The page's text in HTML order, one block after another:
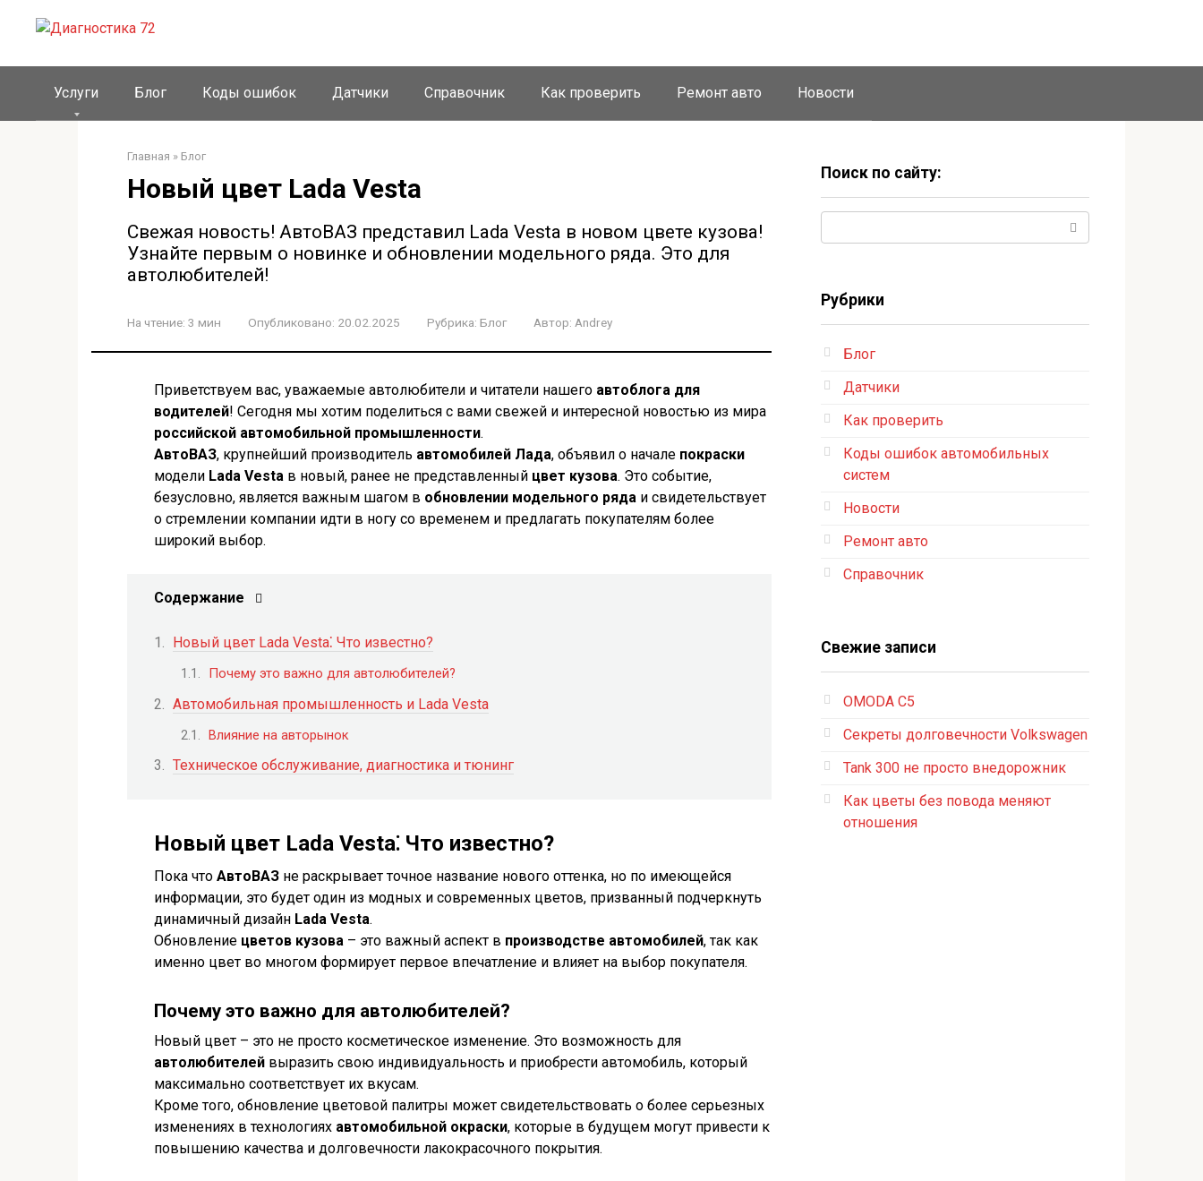
Услуги Блог Коды ошибок Датчики Справочник Как проверить Ремонт авто Новости
Главная » Блог
Новый цвет Lada Vesta
Свежая новость! АвтоВАЗ представил Lada Vesta в новом цвете кузова!
Узнайте первым о новинке и обновлении модельного ряда. Это для
автолюбителей!
На чтение: 3 мин Опубликовано: 20.02.2025 Рубрика: Блог Автор: Andrey
Приветствуем вас, уважаемые автолюбители и читатели нашего автоблога для
водителей! Сегодня мы хотим поделиться с вами свежей и интересной новостью из мира
российской автомобильной промышленности.
АвтоВАЗ, крупнейший производитель автомобилей Лада, объявил о начале покраски
модели Lada Vesta в новый, ранее не представленный цвет кузова. Это событие,
безусловно, является важным шагом в обновлении модельного ряда и свидетельствует
о стремлении компании идти в ногу со временем и предлагать покупателям более
широкий выбор.
Содержание
Новый цвет Lada Vesta⁚ Что известно?
Почему это важно для автолюбителей?
Автомобильная промышленность и Lada Vesta
Влияние на авторынок
Техническое обслуживание, диагностика и тюнинг
Новый цвет Lada Vesta⁚ Что известно?
Пока что АвтоВАЗ не раскрывает точное название нового оттенка, но по имеющейся
информации, это будет один из модных и современных цветов, призванный подчеркнуть
динамичный дизайн Lada Vesta.
Обновление цветов кузова – это важный аспект в производстве автомобилей, так как
именно цвет во многом формирует первое впечатление и влияет на выбор покупателя.
Почему это важно для автолюбителей?
Новый цвет – это не просто косметическое изменение. Это возможность для
автолюбителей выразить свою индивидуальность и приобрести автомобиль, который
максимально соответствует их вкусам.
Кроме того, обновление цветовой палитры может свидетельствовать о более серьезных
изменениях в технологиях автомобильной окраски, которые в будущем могут привести к
повышению качества и долговечности лакокрасочного покрытия.
Поиск по сайту:
Рубрики
Блог
Датчики
Как проверить
Коды ошибок автомобильных
систем
Новости
Ремонт авто
Справочник
Свежие записи
OMODA C5
Секреты долговечности Volkswagen
Tank 300 не просто внедорожник
Как цветы без повода меняют
отношения